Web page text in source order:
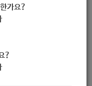
가요?
?
기부 방법 안내